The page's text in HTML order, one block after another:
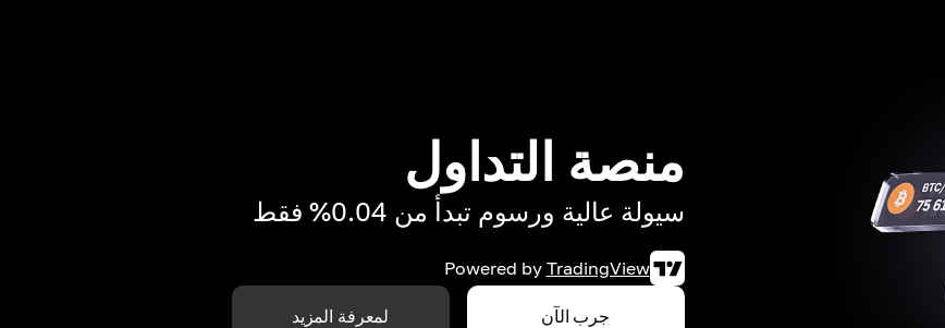
منصة التداول
سيولة عالية ورسوم تبدأ من 0.04% فقط
Powered by TradingView
جرب الآن لمعرفة المزيد